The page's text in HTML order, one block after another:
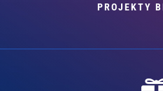
PROJEKTY